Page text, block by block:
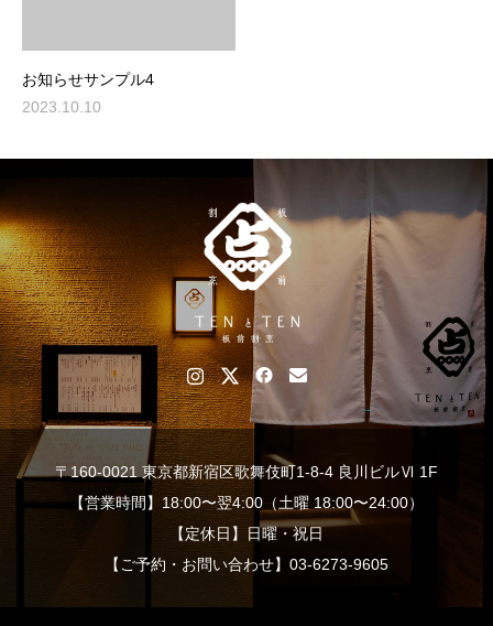
お知らせサンプル4
2023.10.10
〒160-0021 東京都新宿区歌舞伎町1-8-4 良川ビルⅥ 1F
【営業時間】18:00〜翌4:00（土曜 18:00〜24:00）
【定休日】日曜・祝日
【ご予約・お問い合わせ】03-6273-9605